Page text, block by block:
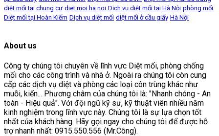
diệt mối tại chung cư diet moi ha noi Dịch vụ diệt mối tại Hà Nội phòng mối
Diệt mối tại Hoàn Kiếm Dịch vụ diệt mối diệt mối ở cầu giấy Hà Nội
About us
Công ty chúng tôi chuyên về lĩnh vực Diệt mối, phòng chống
mối cho các công trình và nhà ở. Ngoài ra chúng tôi còn cung
cấp các dịch vụ diệt và phòng các loại côn trùng khác như
muỗi, kiến... Phương châm của chúng tôi là: "Nhanh chóng - An
toàn - Hiệu quả". Với đội ngũ kỹ sư, kỹ thuật viên nhiều năm
kinh nghiệm trong lĩnh vực này. Chúng tôi là sự lựa chọn tốt
nhất của khách hàng. Hãy gọi ngay cho chúng tôi để được hỗ
trợ nhanh nhất: 0915.550.556 (Mr.Công).